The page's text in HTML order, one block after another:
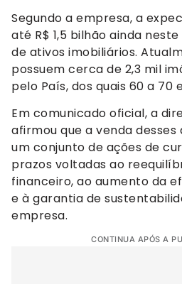
Segundo a empresa, a
até R$ 1,5 bilhão ainda
de ativos imobiliários.
possuem cerca de 2,3 mil
pelo País, dos quais 60 a 70
Em comunicado oficial, a
afirmou que a venda
um conjunto de ações de
prazos voltadas ao
financeiro, ao aumento da
e à garantia de
empresa.
CONTINUA APÓS A